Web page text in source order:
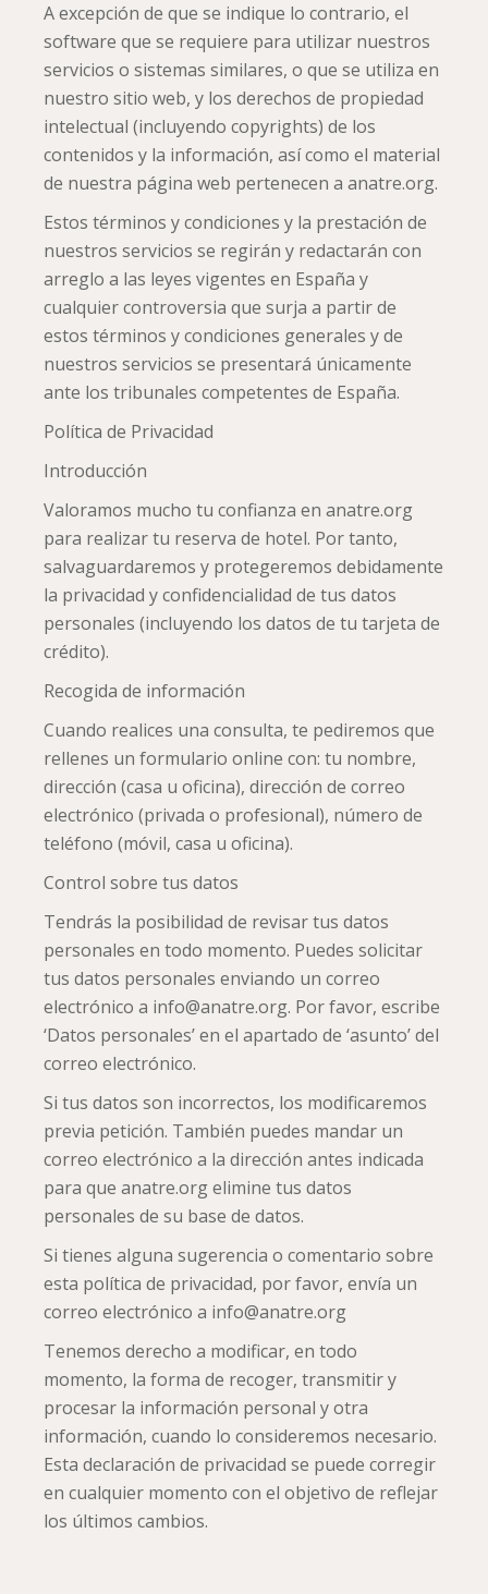
A excepción de que se indique lo contrario, el
software que se requiere para utilizar nuestros
servicios o sistemas similares, o que se utiliza en
nuestro sitio web, y los derechos de propiedad
intelectual (incluyendo copyrights) de los
contenidos y la información, así como el material
de nuestra página web pertenecen a anatre.org.
Estos términos y condiciones y la prestación de
nuestros servicios se regirán y redactarán con
arreglo a las leyes vigentes en España y
cualquier controversia que surja a partir de
estos términos y condiciones generales y de
nuestros servicios se presentará únicamente
ante los tribunales competentes de España.
Política de Privacidad
Introducción
Valoramos mucho tu confianza en anatre.org
para realizar tu reserva de hotel. Por tanto,
salvaguardaremos y protegeremos debidamente
la privacidad y confidencialidad de tus datos
personales (incluyendo los datos de tu tarjeta de
crédito).
Recogida de información
Cuando realices una consulta, te pediremos que
rellenes un formulario online con: tu nombre,
dirección (casa u oficina), dirección de correo
electrónico (privada o profesional), número de
teléfono (móvil, casa u oficina).
Control sobre tus datos
Tendrás la posibilidad de revisar tus datos
personales en todo momento. Puedes solicitar
tus datos personales enviando un correo
electrónico a info@anatre.org. Por favor, escribe
‘Datos personales’ en el apartado de ‘asunto’ del
correo electrónico.
Si tus datos son incorrectos, los modificaremos
previa petición. También puedes mandar un
correo electrónico a la dirección antes indicada
para que anatre.org elimine tus datos
personales de su base de datos.
Si tienes alguna sugerencia o comentario sobre
esta política de privacidad, por favor, envía un
correo electrónico a info@anatre.org
Tenemos derecho a modificar, en todo
momento, la forma de recoger, transmitir y
procesar la información personal y otra
información, cuando lo consideremos necesario.
Esta declaración de privacidad se puede corregir
en cualquier momento con el objetivo de reflejar
los últimos cambios.